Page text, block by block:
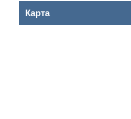
Карта